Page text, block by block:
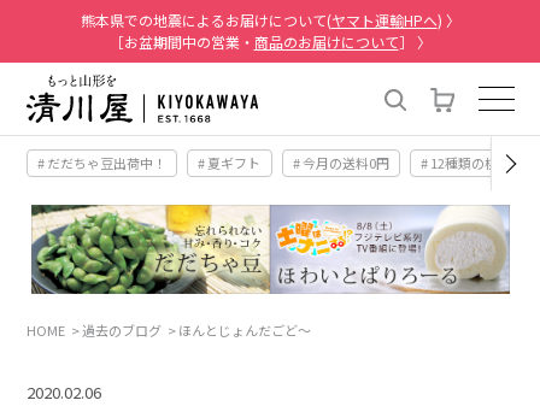
熊本県での地震によるお届けについて(ヤマト運輸HPへ) 〉
［お盆期間中の営業・ 商品のお届けについて］ 〉
# だだちゃ豆出荷中！ # 夏ギフト # 今月の送料0円 # 12種類の桃
HOME 過去のブログ ほんとじょんだごど～
2020.02.06